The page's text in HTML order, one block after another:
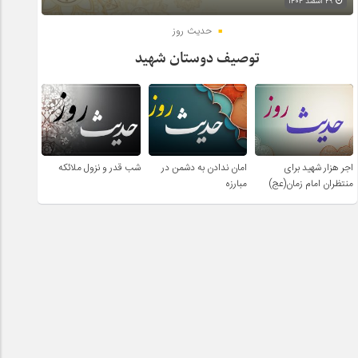
حدیث روز
توصیف دوستان شهید
اجر هزار شهید برای
منتظران امام زمان(عج)
امان ندادن به دشمن در
مبارزه
شب قدر و نزول ملائکه